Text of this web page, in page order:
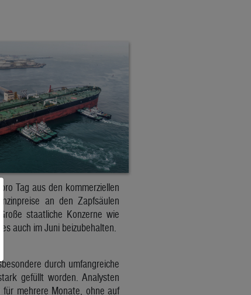
Tag aus den kommerziellen
an den Zapfsäulen
staatliche Konzerne wie
auch im Juni beizubehalten.
durch umfangreiche
gefüllt worden. Analysten
mehrere Monate, ohne auf